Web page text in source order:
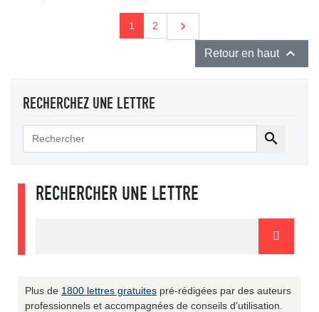
1 2 Suivant

Retour en haut 
RECHERCHEZ UNE LETTRE

RECHERCHER UNE LETTRE
Plus de 1800 lettres gratuites pré-rédigées par des auteurs
professionnels et accompagnées de conseils d'utilisation.